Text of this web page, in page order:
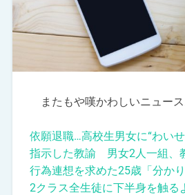
またもや嘆かわしいニュース
依願退職…高校生男女に“わい
指示した教諭 男女2人一組、
行為連想を求めた25歳「分か
2クラス全生徒に下半身を触